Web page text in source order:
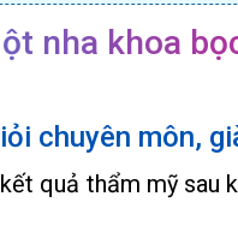
nha khoa
chuyên môn,
quả thẩm mỹ sau